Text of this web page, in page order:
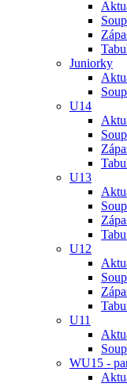
Juniorky
U14
U13
U12
U11
WU15 -